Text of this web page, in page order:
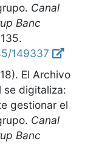
. Canal
Banc
.
149337
El Archivo
se digitaliza:
gestionar el
. Canal
Banc